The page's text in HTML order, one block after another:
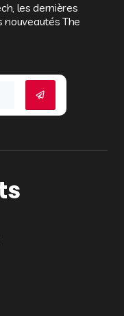
les dernières
The